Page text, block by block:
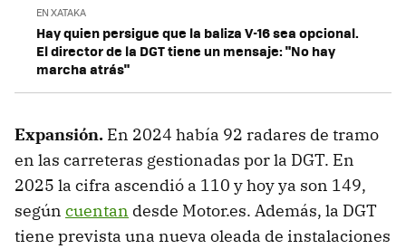
EN XATAKA
Hay quien persigue que la baliza V-16 sea opcional.
El director de la DGT tiene un mensaje: "No hay
marcha atrás"
Expansión. En 2024 había 92 radares de tramo
en las carreteras gestionadas por la DGT. En
2025 la cifra ascendió a 110 y hoy ya son 149,
según cuentan desde Motor.es. Además, la DGT
tiene prevista una nueva oleada de instalaciones